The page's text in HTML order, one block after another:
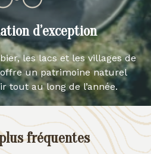
d’exception
les lacs et les villages de
un patrimoine naturel
tout au long de l’année.
fréquentes